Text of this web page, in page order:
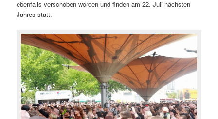
ebenfalls verschoben worden und finden am 22. Juli nächsten
Jahres statt.